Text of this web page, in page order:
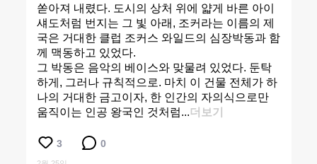
쏟아져 내렸다. 도시의 상처 위에 얇게 바른 아이
섀도처럼 번지는 그 빛 아래, 조커라는 이름의 제
국은 거대한 클럽 조커스 와일드의 심장박동과 함
께 맥동하고 있었다.
그 박동은 음악의 베이스와 맞물려 있었다. 둔탁
하게, 그러나 규칙적으로. 마치 이 건물 전체가 하
나의 거대한 금고이자, 한 인간의 자의식으로만
움직이는 인공 왕국인 것처럼...더보기
3 0